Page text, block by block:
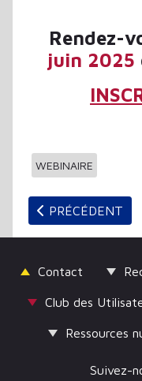
Rendez-
juin 2025
WEBINAIRE
ARTICLE
PRÉCÉDENT
Contact
Club des
Ressources
Suivez-